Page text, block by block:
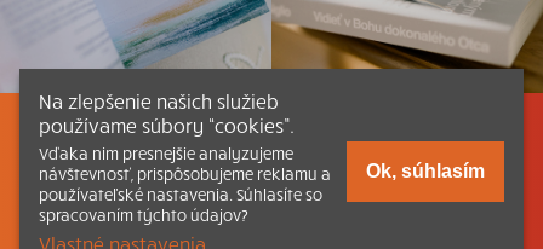
Listovať Obsah Dokumenty a články
Kontakt Tlačená verzia Katechizmu
© 2026 katechizmus.sk |
Na zlepšenie našich služieb
používame súbory “cookies”.
Vďaka nim presnejšie analyzujeme
návštevnosť, prispôsobujeme reklamu a
používateľské nastavenia. Súhlasíte so
spracovaním týchto údajov?
Vlastné nastavenia.
Ok, súhlasím